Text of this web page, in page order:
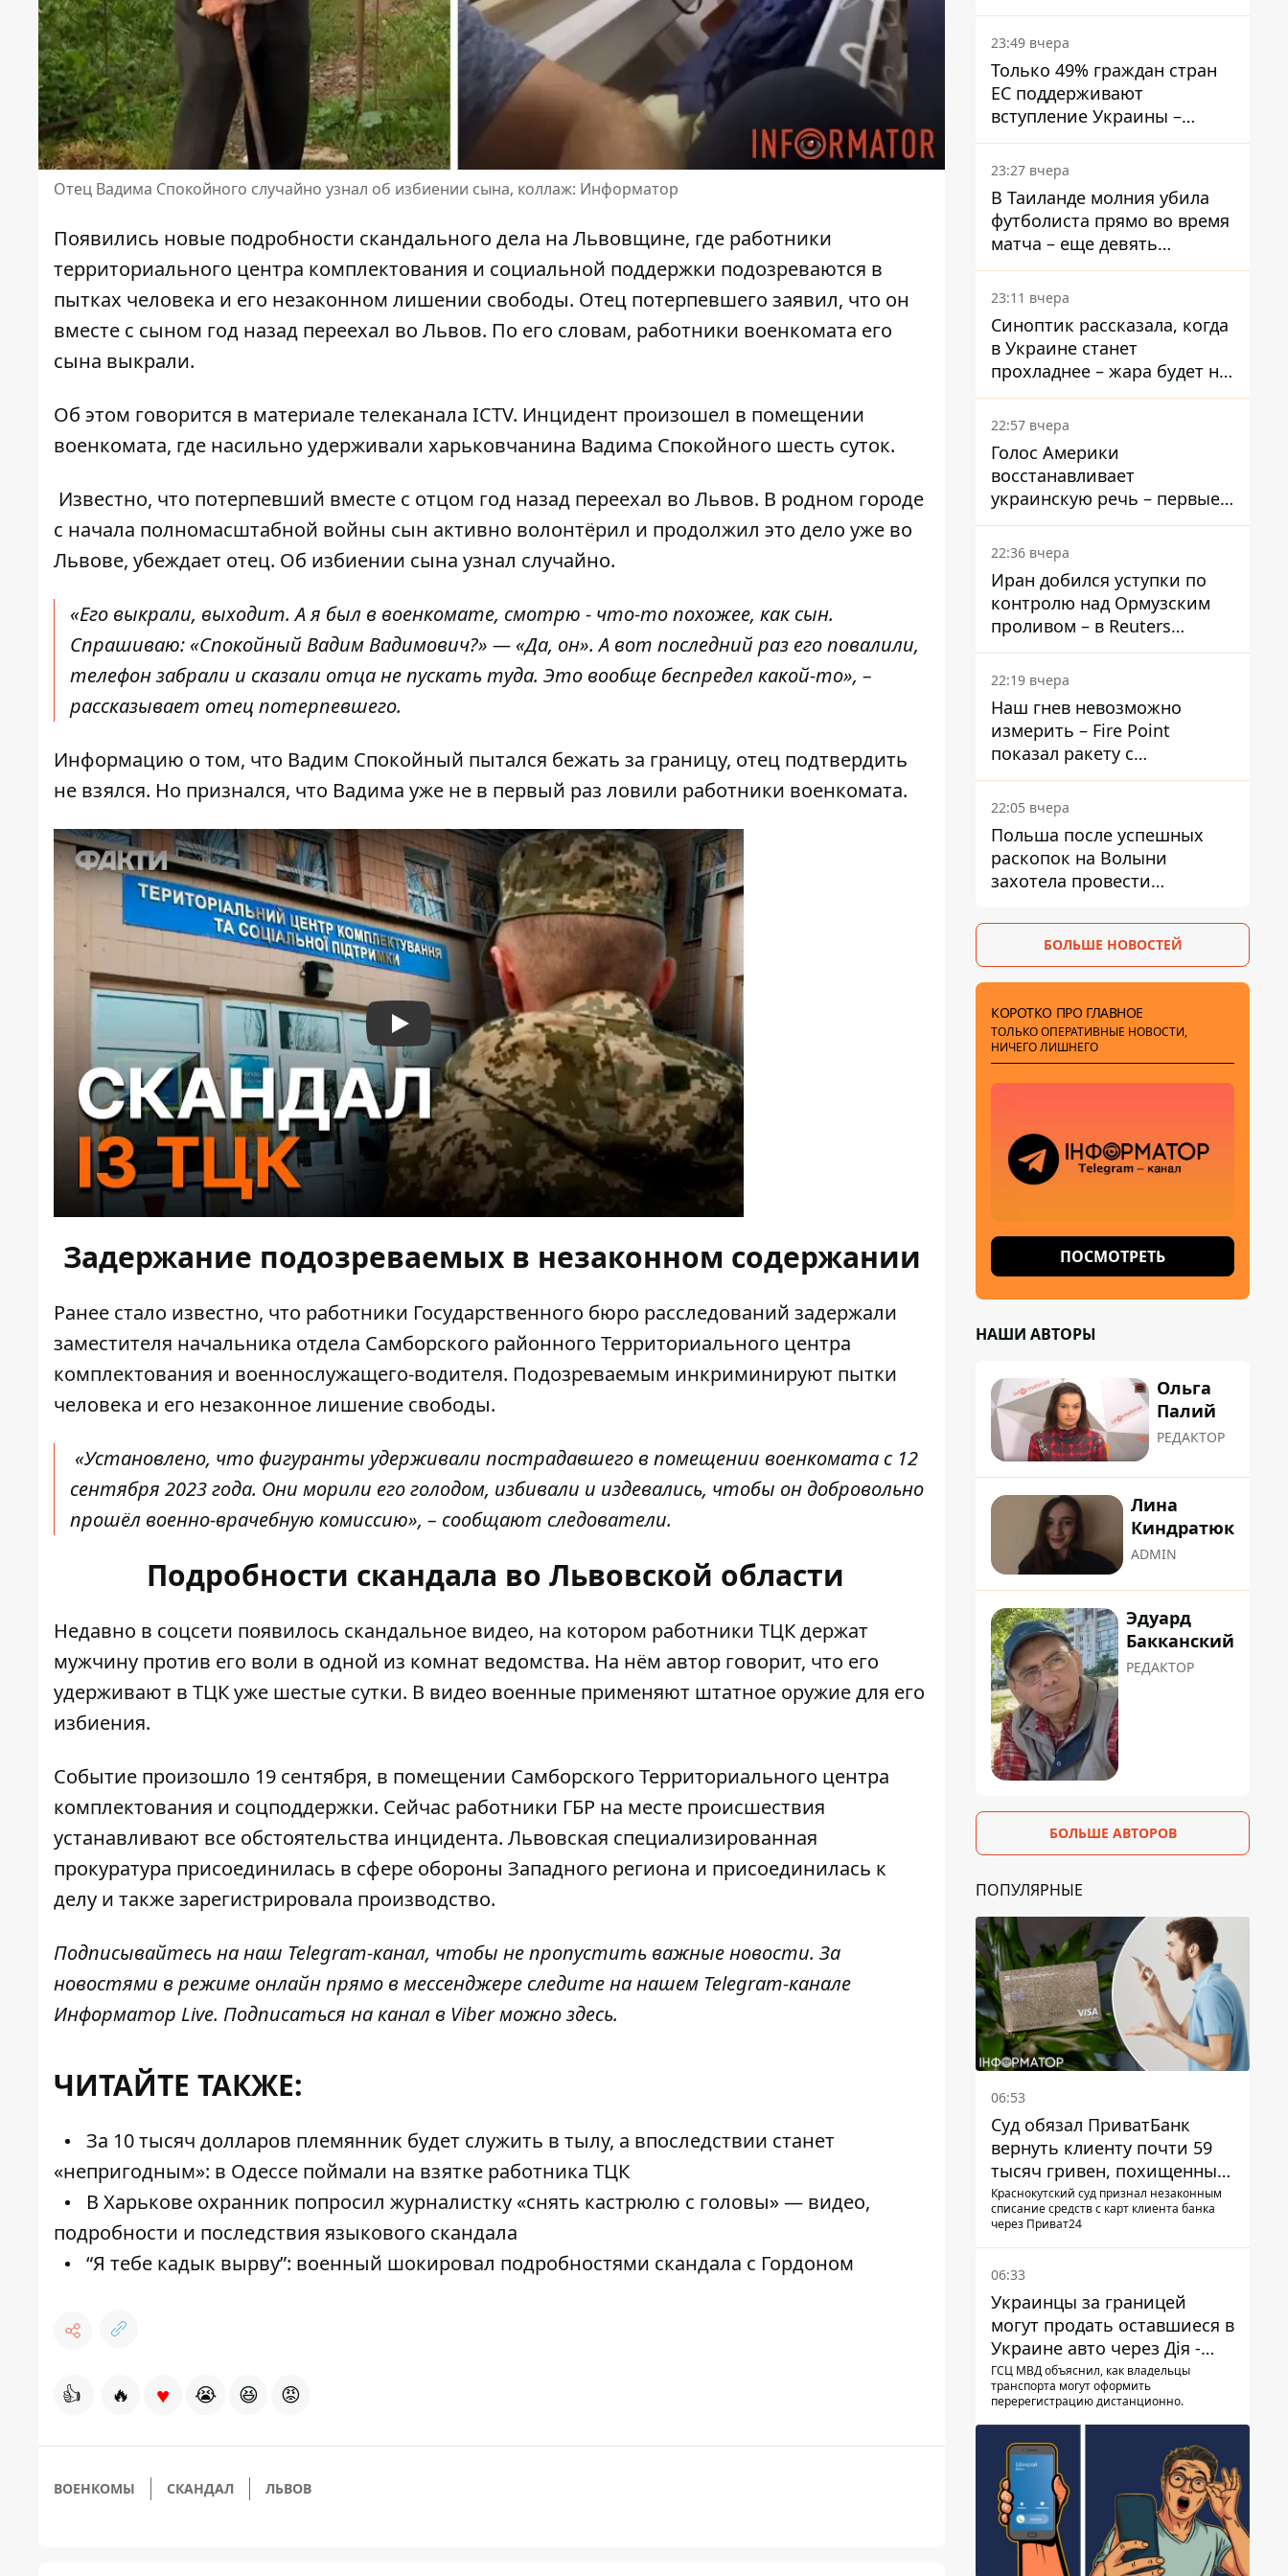
Отец Вадима Спокойного случайно узнал об избиении сына, коллаж: Информатор
Появились новые подробности скандального дела на Львовщине, где работники
территориального центра комплектования и социальной поддержки подозреваются в
пытках человека и его незаконном лишении свободы. Отец потерпевшего заявил, что он
вместе с сыном год назад переехал во Львов. По его словам, работники военкомата его
сына выкрали.
Об этом говорится в материале телеканала ICTV. Инцидент произошел в помещении
военкомата, где насильно удерживали харьковчанина Вадима Спокойного шесть суток.
Известно, что потерпевший вместе с отцом год назад переехал во Львов. В родном городе
с начала полномасштабной войны сын активно волонтёрил и продолжил это дело уже во
Львове, убеждает отец. Об избиении сына узнал случайно.
«Его выкрали, выходит. А я был в военкомате, смотрю - что-то похожее, как сын.
Спрашиваю: «Спокойный Вадим Вадимович?» — «Да, он». А вот последний раз его повалили,
телефон забрали и сказали отца не пускать туда. Это вообще беспредел какой-то», –
рассказывает отец потерпевшего.
Информацию о том, что Вадим Спокойный пытался бежать за границу, отец подтвердить
не взялся. Но признался, что Вадима уже не в первый раз ловили работники военкомата.
Play
Задержание подозреваемых в незаконном содержании
Ранее стало известно, что работники Государственного бюро расследований задержали
заместителя начальника отдела Самборского районного Территориального центра
комплектования и военнослужащего-водителя. Подозреваемым инкриминируют пытки
человека и его незаконное лишение свободы.
«Установлено, что фигуранты удерживали пострадавшего в помещении военкомата с 12
сентября 2023 года. Они морили его голодом, избивали и издевались, чтобы он добровольно
прошёл военно-врачебную комиссию», – сообщают следователи.
Подробности скандала во Львовской области
Недавно в соцсети появилось скандальное видео, на котором работники ТЦК держат
мужчину против его воли в одной из комнат ведомства. На нём автор говорит, что его
удерживают в ТЦК уже шестые сутки. В видео военные применяют штатное оружие для его
избиения.
Событие произошло 19 сентября, в помещении Самборского Территориального центра
комплектования и соцподдержки. Сейчас работники ГБР на месте происшествия
устанавливают все обстоятельства инцидента. Львовская специализированная
прокуратура присоединилась в сфере обороны Западного региона и присоединилась к
делу и также зарегистрировала производство.
Подписывайтесь на наш Telegram-канал, чтобы не пропустить важные новости. За
новостями в режиме онлайн прямо в мессенджере следите на нашем Telegram-канале
Информатор Live. Подписаться на канал в Viber можноздесь.
ЧИТАЙТЕ ТАКЖЕ:
За 10 тысяч долларов племянник будет служить в тылу, а впоследствии станет
«непригодным»: в Одессе поймали на взятке работника ТЦК
В Харькове охранник попросил журналистку «снять кастрюлю с головы» — видео,
подробности и последствия языкового скандала
“Я тебе кадык вырву”: военный шокировал подробностями скандала с Гордоном
👍 🔥 ♥ 😭 😆 😡
ВОЕНКОМЫ СКАНДАЛ ЛЬВОВ
подать
23:49 вчера
Только 49% граждан стран
ЕС поддерживают
вступление Украины –
результаты опроса
23:27 вчера
В Таиланде молния убила
футболиста прямо во время
матча – еще девять
пострадали
23:11 вчера
Синоптик рассказала, когда
в Украине станет
прохладнее – жара будет не
долго
22:57 вчера
Голос Америки
восстанавливает
украинскую речь – первые
эфиры ожидаются на
следующей неделе
22:36 вчера
Иран добился уступки по
контролю над Ормузским
проливом – в Reuters
раскрыли детали
22:19 вчера
Наш гнев невозможно
измерить – Fire Point
показал ракету с
загадочной отметкой 723
22:05 вчера
Польша после успешных
раскопок на Волыни
захотела провести
БОЛЬШЕ НОВОСТЕЙ
КОРОТКО ПРО ГЛАВНОЕ
ТОЛЬКО ОПЕРАТИВНЫЕ НОВОСТИ,
НИЧЕГО ЛИШНЕГО
ПОСМОТРЕТЬ
НАШИ АВТОРЫ
Ольга
Палий
РЕДАКТОР
Лина
Киндратюк
ADMIN
Эдуард
Бакканский
РЕДАКТОР
БОЛЬШЕ АВТОРОВ
ПОПУЛЯРНЫЕ
06:53
Суд обязал ПриватБанк
вернуть клиенту почти 59
тысяч гривен, похищенных
мошенниками
Краснокутский суд признал незаконным
списание средств с карт клиента банка
через Приват24
06:33
Украинцы за границей
могут продать оставшиеся в
Украине авто через Дія -
МВД
ГСЦ МВД объяснил, как владельцы
транспорта могут оформить
перерегистрацию дистанционно.